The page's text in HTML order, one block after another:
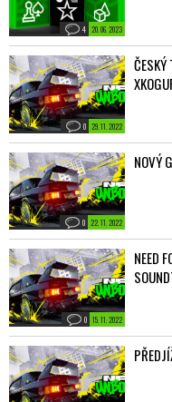
20. 06. 2023
4
29. 11. 2022
0
ČESKÝ
22. 11. 2022
0
NOVÝ
15. 11. 2022
0
NEED